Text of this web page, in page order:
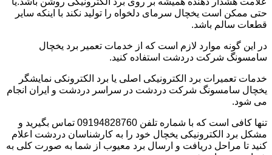
حتی ممکن است یخچال سرمای دلخواه را تولید نکند با اینکه سایر
قطعات سالم باشد.
در این گونه موارد لازم است که از خدمات تعمیر برد یخچال
سامسونگ شرکت دردشت استفاده کنید.
خدمات تعمیرات برد الکترونیکی اصلی یا برد الکترونکی نمایشگر
یخچال سامسونگ شرکت دردشت در سراسر دردشت و ایران انجام
می شود.
تنها کافی است که با شماره تلفن 09194828760 تماس بگیرید و
مشکل برد الکترونیکی یخچال خود را به کارشناسان دردشت اعلام
کنید تا مراحل دریافت و ارسال برد معیوب از شما به صورت کلی به